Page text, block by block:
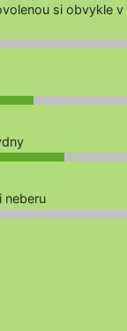
si obvykle v
neberu